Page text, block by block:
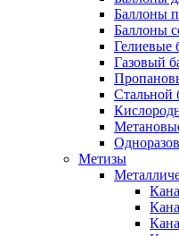
Баллоны
Баллоны
Гелиевые
Газовый
Стальной
Метизы